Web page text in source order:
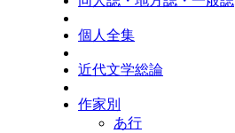
個人全集
近代文学総論
作家別
あ行